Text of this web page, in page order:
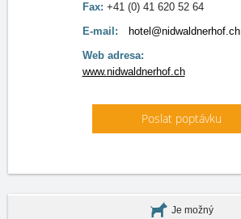
Fax: +41 (0) 41 620 52 64
E-mail:
hotel@nidwaldnerhof.ch
Web adresa:
www.nidwaldnerhof.ch
Poslat poptávku
Je možný